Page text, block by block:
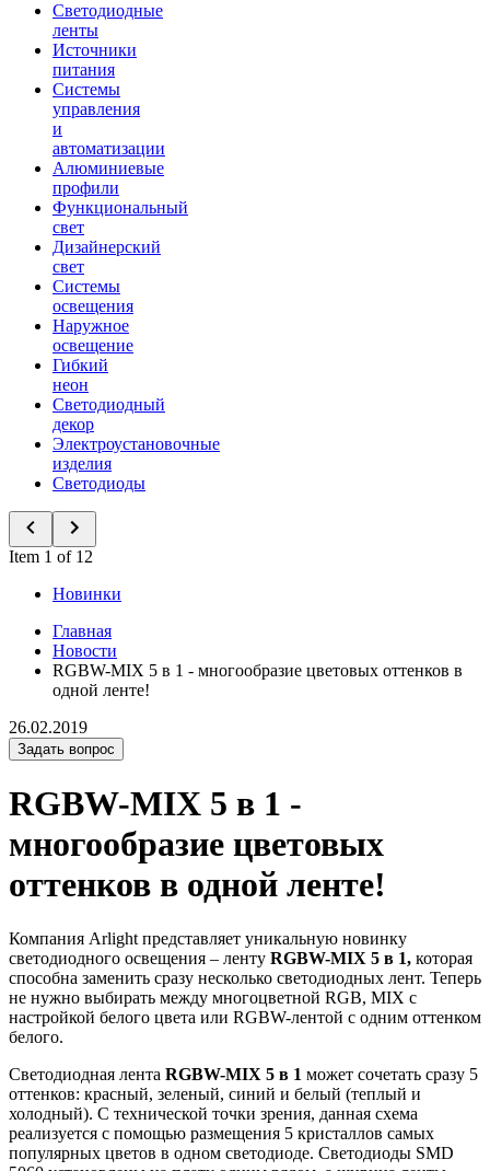
Светодиодные
ленты
Источники
питания
Системы
управления
и
автоматизации
Алюминиевые
профили
Функциональный
свет
Дизайнерский
свет
Системы
освещения
Наружное
освещение
Гибкий
неон
Светодиодный
декор
Электроустановочные
изделия
Светодиоды
Item 1 of 12
Новинки
Главная
Новости
RGBW-MIX 5 в 1 - многообразие цветовых оттенков в
одной ленте!
26.02.2019
Задать вопрос
RGBW-MIX 5 в 1 -
многообразие цветовых
оттенков в одной ленте!
Компания Arlight представляет уникальную новинку
светодиодного освещения – ленту RGBW-MIX 5 в 1, которая
способна заменить сразу несколько светодиодных лент. Теперь
не нужно выбирать между многоцветной RGB, MIX с
настройкой белого цвета или RGBW-лентой с одним оттенком
белого.
Светодиодная лента RGBW-MIX 5 в 1 может сочетать сразу 5
оттенков: красный, зеленый, синий и белый (теплый и
холодный). С технической точки зрения, данная схема
реализуется с помощью размещения 5 кристаллов самых
популярных цветов в одном светодиоде. Светодиоды SMD